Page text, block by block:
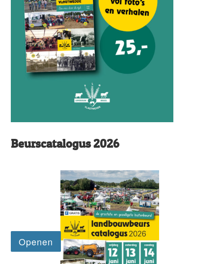
Beurscatalogus 2026